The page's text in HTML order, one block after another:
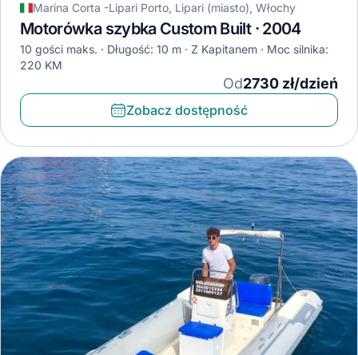
Marina Corta -Lipari Porto, Lipari (miasto), Włochy
Motorówka szybka Custom Built · 2004
10 gości maks. Długość: 10 m Z Kapitanem
Moc silnika:
220 KM
Od2730 zł/dzień
Zobacz dostępność